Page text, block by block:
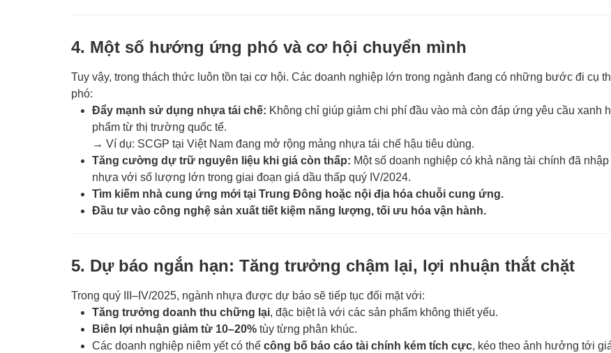
4. Một số hướng ứng phó và cơ hội chuyển mình
Tuy vậy, trong thách thức luôn tồn tại cơ hội. Các doanh nghiệp lớn trong ngành đang có những bước đi cụ
phó:
Đẩy mạnh sử dụng nhựa tái chế: Không chỉ giúp giảm chi phí đầu vào mà còn đáp ứng yêu cầu xanh
phẩm từ thị trường quốc tế.
→ Ví dụ: SCGP tại Việt Nam đang mở rộng mảng nhựa tái chế hậu tiêu dùng.
Tăng cường dự trữ nguyên liệu khi giá còn thấp: Một số doanh nghiệp có khả năng tài chính đã
nhựa với số lượng lớn trong giai đoạn giá dầu thấp quý IV/2024.
Tìm kiếm nhà cung ứng mới tại Trung Đông hoặc nội địa hóa chuỗi cung ứng.
Đầu tư vào công nghệ sản xuất tiết kiệm năng lượng, tối ưu hóa vận hành.
5. Dự báo ngắn hạn: Tăng trưởng chậm lại, lợi nhuận thắt chặt
Trong quý III–IV/2025, ngành nhựa được dự báo sẽ tiếp tục đối mặt với:
Tăng trưởng doanh thu chững lại, đặc biệt là với các sản phẩm không thiết yếu.
Biên lợi nhuận giảm từ 10–20% tùy từng phân khúc.
Các doanh nghiệp niêm yết có thể công bố báo cáo tài chính kém tích cực, kéo theo ảnh hưởng tới